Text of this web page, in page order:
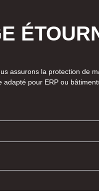
assurons la protection de
pour ERP ou